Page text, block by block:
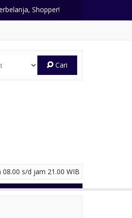
Shopper!
Cari
08.00 s/d jam 21.00 WIB